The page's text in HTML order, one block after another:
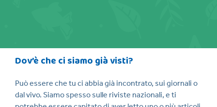
Dov’è che ci siamo già visti?
Può essere che tu ci abbia già incontrato, sui giornali o
dal vivo. Siamo spesso sulle riviste nazionali, e ti